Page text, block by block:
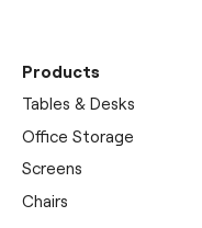
Products
Tables & Desks
Office Storage
Screens
Chairs